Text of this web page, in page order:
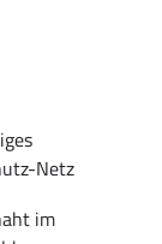
Netz
im